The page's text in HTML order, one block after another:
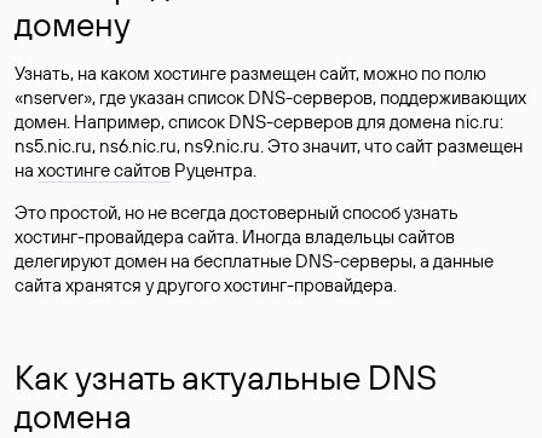
домену
Узнать, на каком хостинге размещен сайт, можно по полю
«nserver», где указан список DNS-серверов, поддерживающих
домен. Например, список DNS-серверов для домена nic.ru:
ns5.nic.ru, ns6.nic.ru, ns9.nic.ru. Это значит, что сайт размещен
на хостинге сайтов Руцентра.
Это простой, но не всегда достоверный способ узнать
хостинг-провайдера сайта. Иногда владельцы сайтов
делегируют домен на бесплатные DNS-серверы, а данные
сайта хранятся у другого хостинг-провайдера.
Как узнать актуальные DNS
домена